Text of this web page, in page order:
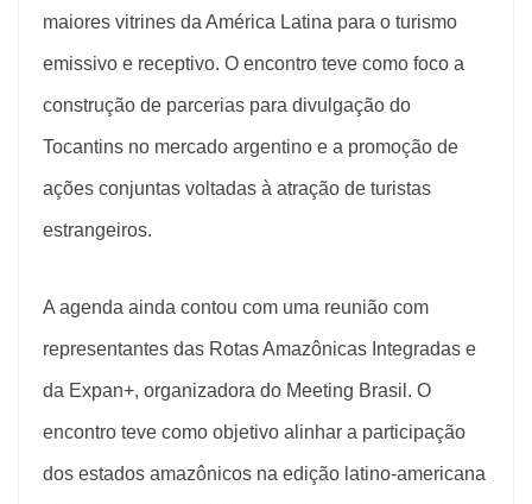
maiores vitrines da América Latina para o turismo
emissivo e receptivo. O encontro teve como foco a
construção de parcerias para divulgação do
Tocantins no mercado argentino e a promoção de
ações conjuntas voltadas à atração de turistas
estrangeiros.
A agenda ainda contou com uma reunião com
representantes das Rotas Amazônicas Integradas e
da Expan+, organizadora do Meeting Brasil. O
encontro teve como objetivo alinhar a participação
dos estados amazônicos na edição latino-americana